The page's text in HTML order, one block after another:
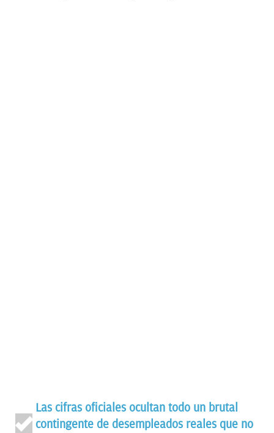
Las cifras oficiales ocultan todo un brutal
contingente de desempleados reales que no